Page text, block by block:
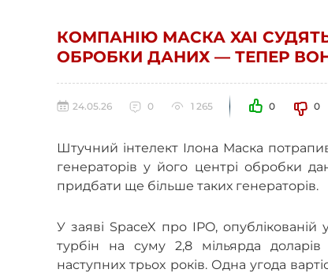
КОМПАНІЮ МАСКА XAI СУДЯТЬ
ОБРОБКИ ДАНИХ — ТЕПЕР
24.05.26 0 1 265 0 0
Штучний інтелект Ілона Маска
генераторів у його центрі обробки
придбати ще більше таких генераторів.
У заяві SpaceX про IPO,
турбін на суму 2,8 мільярда доларів
наступних трьох років. Одна угода